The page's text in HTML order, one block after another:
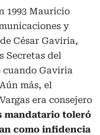
1993 Mauricio
y
César Gaviria,
Secretas del
cuando Gaviria
más, el
era consejero
mandatario toleró
como infidencia